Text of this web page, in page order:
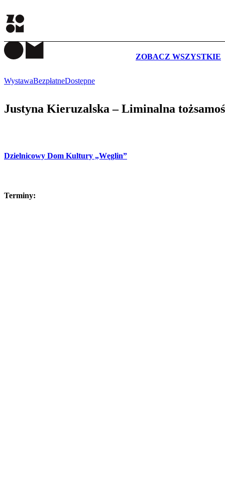
ZOBACZ WSZYSTKIE
WystawaBezpłatneDostępne
Justyna Kieruzalska – Liminalna
Dzielnicowy Dom Kultury „Węglin”
Terminy: